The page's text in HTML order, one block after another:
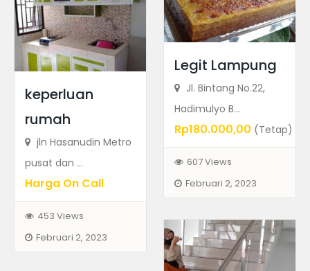
Legit Lampung
Jl. Bintang No.22,
Hadimulyo B...
Rp180.000,00 (Tetap)
607 Views
Februari 2, 2023
keperluan
rumah
jln Hasanudin Metro
pusat dan ...
Harga On Call
453 Views
Februari 2, 2023